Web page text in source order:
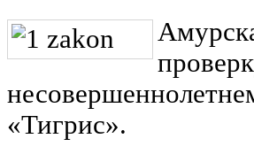
«Тигрис».